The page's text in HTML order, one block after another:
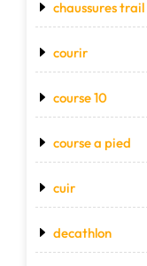
chaussures trail
courir
course 10
course a pied
cuir
decathlon